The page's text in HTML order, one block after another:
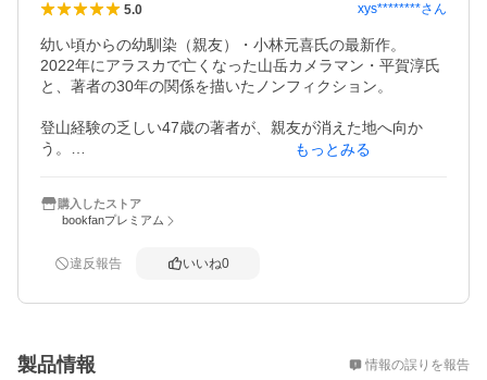
5.0 xys********さん
幼い頃からの幼馴染（親友）・小林元喜氏の最新作。
2022年にアラスカで亡くなった山岳カメラマン・平賀淳氏
と、著者の30年の関係を描いたノンフィクション。
登山経験の乏しい47歳の著者が、親友が消えた地へ向か
う。
「死」の物語なのに、読後に残るのは「生」の実感。
もっとみる
購入したストア
bookfanプレミアム
違反報告 いいね0
製品情報 情報の誤りを報告